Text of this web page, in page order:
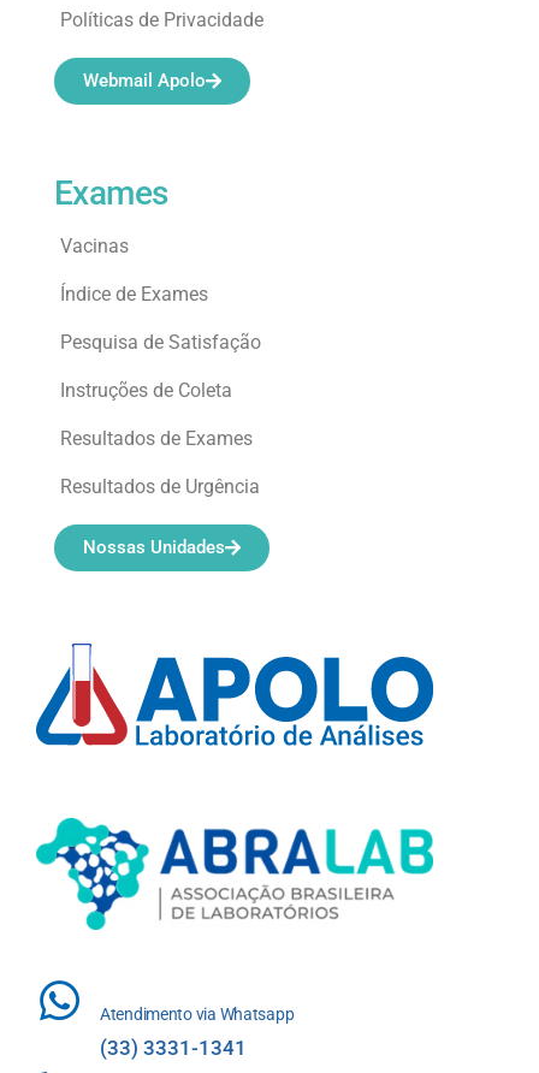
Atendimento via Whatsapp
(33) 3331-1341
Exames
Vacinas
Índice de Exames
Pesquisa de Satisfação
Instruções de Coleta
Resultados de Exames
Resultados de Urgência
Nossas Unidades
Políticas de Privacidade
Webmail Apolo